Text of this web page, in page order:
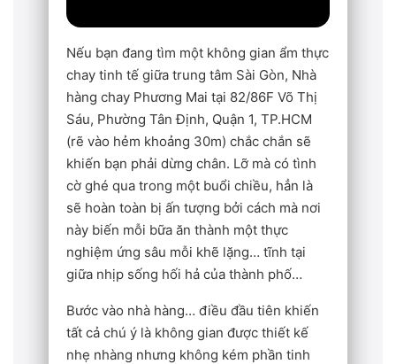
Nếu bạn đang tìm một không gian ẩm thực
chay tinh tế giữa trung tâm Sài Gòn, Nhà
hàng chay Phương Mai tại 82/86F Võ Thị
Sáu, Phường Tân Định, Quận 1, TP.HCM
(rẽ vào hẻm khoảng 30m) chắc chắn sẽ
khiến bạn phải dừng chân. Lỡ mà có tình
cờ ghé qua trong một buổi chiều, hẳn là
sẽ hoàn toàn bị ấn tượng bởi cách mà nơi
này biến mỗi bữa ăn thành một thực
nghiệm ứng sâu mỗi khẽ lặng… tĩnh tại
giữa nhịp sống hối hả của thành phố…
Bước vào nhà hàng… điều đầu tiên khiến
tất cả chú ý là không gian được thiết kế
nhẹ nhàng nhưng không kém phần tinh